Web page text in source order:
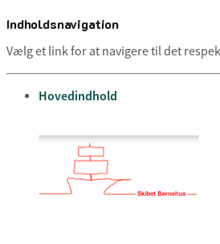
Indholdsnavigation
Vælg et link for at navigere til det
gå til
Hovedindhold